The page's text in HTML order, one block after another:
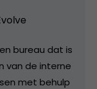
bureau dat is
van de interne
met behulp